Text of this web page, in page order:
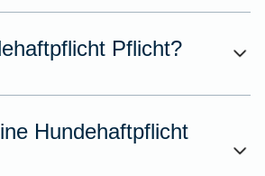
Pflicht?
Hundehaftpflicht